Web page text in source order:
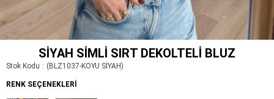
SIYAH SIMLI SIRT DEKOLTELI BLUZ
Stok Kodu (BLZ1037-KOYU SİYAH)
RENK SEÇENEKLERI